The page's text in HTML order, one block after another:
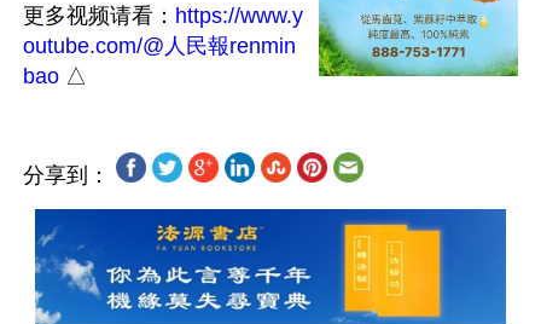
更多视频请看： https://www.y
outube.com/@人民報renmin
bao
分享到：